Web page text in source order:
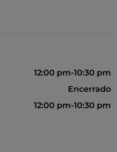
12:00 pm-10:30 pm
Encerrado
12:00 pm-10:30 pm